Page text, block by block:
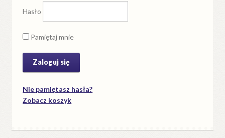
Hasło
Pamiętaj mnie
Nie pamiętasz hasła?
Zobacz koszyk